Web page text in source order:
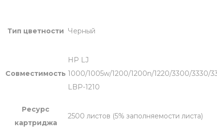
Тип цветности Черный
Совместимость
HP LJ
1000/1005w/1200/1200n/1220/3300/3330/
LBP-1210
Ресурс
картриджа
2500 листов (5% заполняемости листа)